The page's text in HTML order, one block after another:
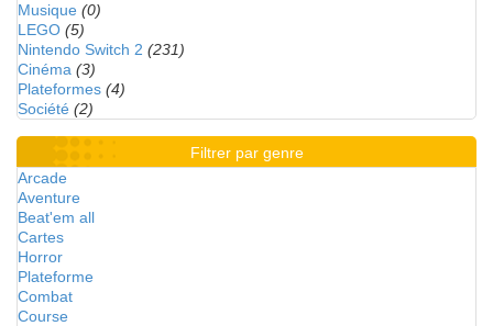
Musique (0)
LEGO (5)
Nintendo Switch 2 (231)
Cinéma (3)
Plateformes (4)
Société (2)
Filtrer par genre
Arcade
Aventure
Beat'em all
Cartes
Horror
Plateforme
Combat
Course